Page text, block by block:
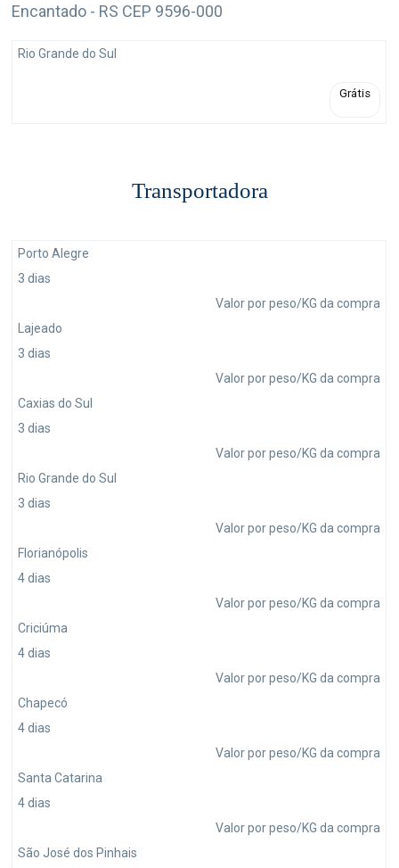
Encantado - RS CEP 9596-000
Rio Grande do Sul
Grátis
Transportadora
Porto Alegre
3 dias
Valor por peso/KG da compra
Lajeado
3 dias
Valor por peso/KG da compra
Caxias do Sul
3 dias
Valor por peso/KG da compra
Rio Grande do Sul
3 dias
Valor por peso/KG da compra
Florianópolis
4 dias
Valor por peso/KG da compra
Criciúma
4 dias
Valor por peso/KG da compra
Chapecó
4 dias
Valor por peso/KG da compra
Santa Catarina
4 dias
Valor por peso/KG da compra
São José dos Pinhais